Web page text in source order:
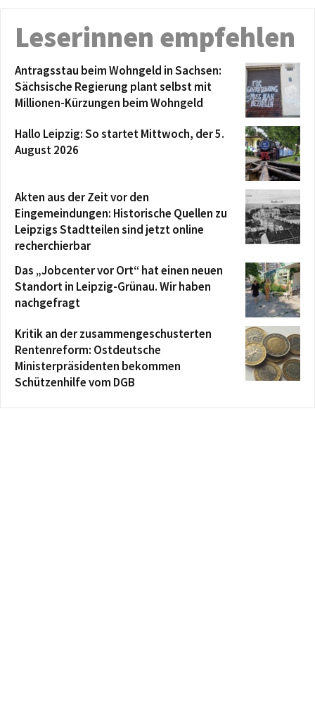
Leserinnen empfehlen
Antragsstau beim Wohngeld in Sachsen:
Sächsische Regierung plant selbst mit
Millionen-Kürzungen beim Wohngeld
Hallo Leipzig: So startet Mittwoch, der 5.
August 2026
Akten aus der Zeit vor den
Eingemeindungen: Historische Quellen zu
Leipzigs Stadtteilen sind jetzt online
recherchierbar
Das „Jobcenter vor Ort“ hat einen neuen
Standort in Leipzig-Grünau. Wir haben
nachgefragt
Kritik an der zusammengeschusterten
Rentenreform: Ostdeutsche
Ministerpräsidenten bekommen
Schützenhilfe vom DGB